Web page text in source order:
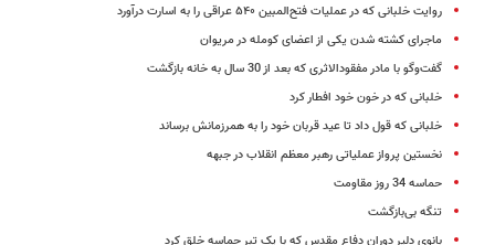
روایت خلبانی که در عملیات فتح‌المبین ۵۴۰ عراقی را به اسارت درآورد
ماجرای کشته شدن یکی از اعضای کومله در مریوان
گفت‌وگو با مادر مفقودالاثری که بعد از 30 سال به خانه بازگشت
خلبانی که در خون خود افطار کرد
خلبانی که قول داد تا عید قربان خود را به همرزمانش برساند
نخستین پرواز عملیاتی رهبر معظم انقلاب در جبهه
حماسه 34 روز مقاومت
تنگه بی‌بازگشت
بانوی دلیر دوران دفاع مقدس که با یک تبر حماسه‌ خلق کرد